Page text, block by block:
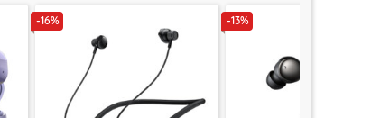
-16% -13%